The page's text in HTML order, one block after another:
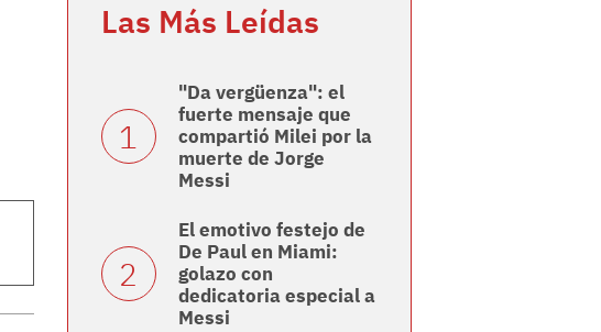
Las Más Leídas
"Da vergüenza": el
fuerte mensaje que
compartió Milei por la
muerte de Jorge
Messi
El emotivo festejo de
De Paul en Miami:
golazo con
dedicatoria especial a
Messi